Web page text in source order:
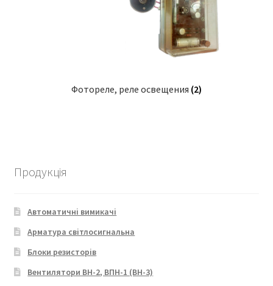
Фотореле, реле освещения (2)
Продукція
Автоматичні вимикачі
Арматура світлосигнальна
Блоки резисторів
Вентилятори ВН-2, ВПН-1 (ВН-3)